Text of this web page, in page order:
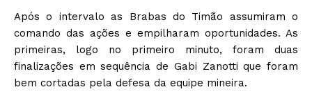
Após o intervalo as Brabas do Timão assumiram o
comando das ações e empilharam oportunidades. As
primeiras, logo no primeiro minuto, foram duas
finalizações em sequência de Gabi Zanotti que foram
bem cortadas pela defesa da equipe mineira.